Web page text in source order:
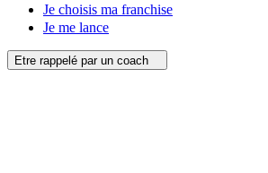
Je choisis ma franchise
Je me lance
Etre rappelé par un coach